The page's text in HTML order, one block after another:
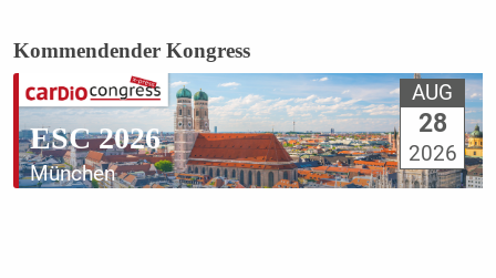
Kommendender Kongress
ESC 2026
München
AUG
28
2026